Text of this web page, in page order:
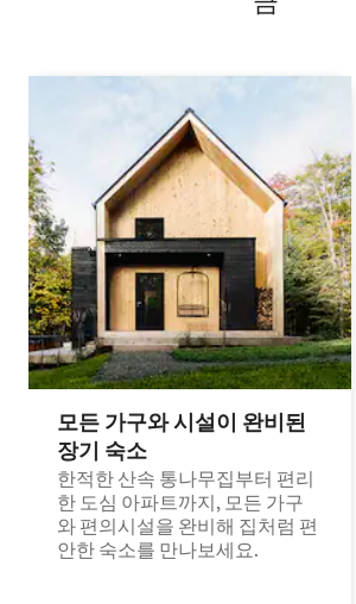
모든 가구와 시설이 완비된
장기 숙소
한적한 산속 통나무집부터 편리
한 도심 아파트까지, 모든 가구
와 편의시설을 완비해 집처럼 편
안한 숙소를 만나보세요.